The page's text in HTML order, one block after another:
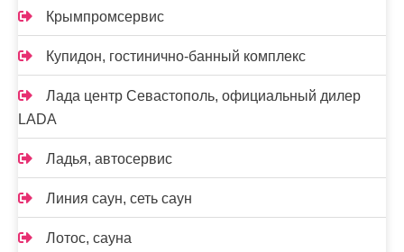
Крымпромсервис
Купидон, гостинично-банный комплекс
Лада центр Севастополь, официальный дилер
LADA
Ладья, автосервис
Линия саун, сеть саун
Лотос, сауна